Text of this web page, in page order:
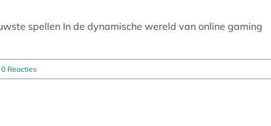
spellen In de dynamische wereld van online gaming
0 Reacties